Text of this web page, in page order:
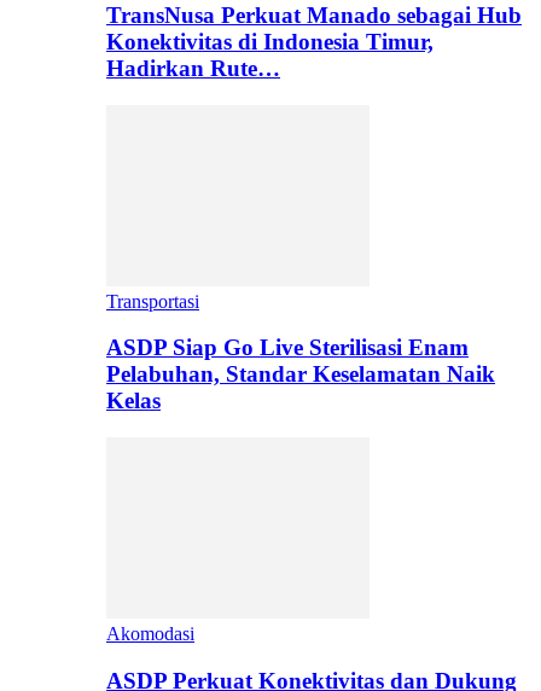
TransNusa Perkuat Manado sebagai Hub
Konektivitas di Indonesia Timur,
Hadirkan Rute…
Transportasi
ASDP Siap Go Live Sterilisasi Enam
Pelabuhan, Standar Keselamatan Naik
Kelas
Akomodasi
ASDP Perkuat Konektivitas dan Dukung